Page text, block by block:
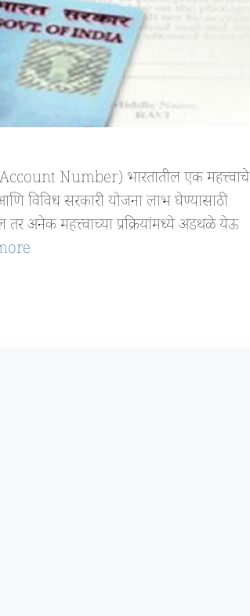
Number) भारतातील एक महत्त्वाचे
विविध सरकारी योजना लाभ घेण्यासाठी
अनेक महत्त्वाच्या प्रक्रियांमध्ये अडथळे येऊ